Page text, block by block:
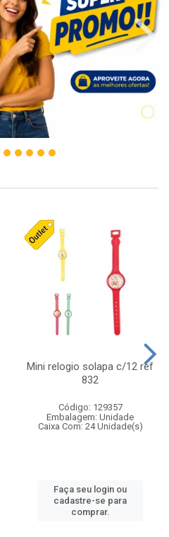
Mini relogio solapa c/12 ref
832
Código: 129357
Embalagem: Unidade
Caixa Com: 24 Unidade(s)
Faça seu login ou
cadastre-se para
comprar.